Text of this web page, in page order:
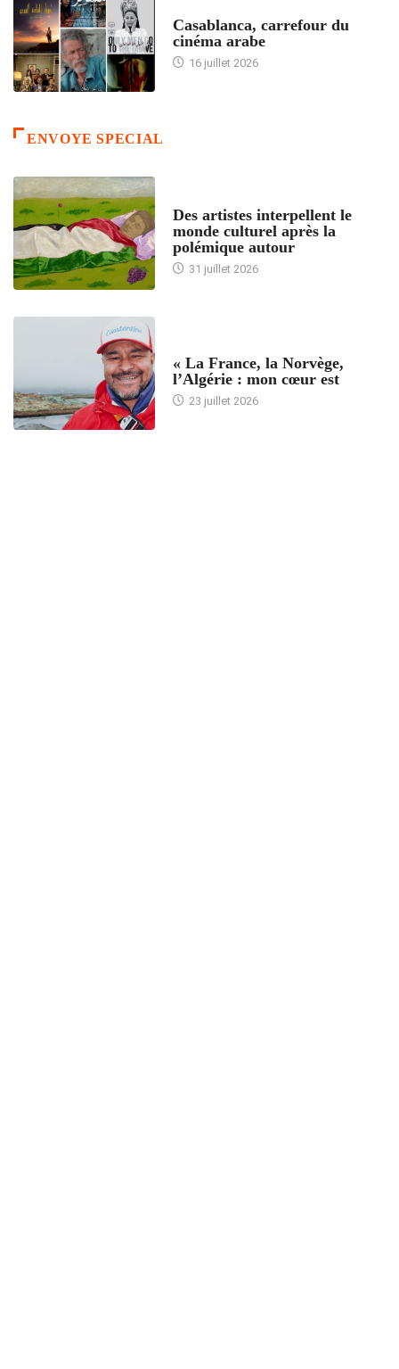
Casablanca, carrefour du
cinéma arabe
16 juillet 2026
ENVOYE SPECIAL
Des artistes interpellent le
monde culturel après la
polémique autour
31 juillet 2026
« La France, la Norvège,
l’Algérie : mon cœur est
23 juillet 2026